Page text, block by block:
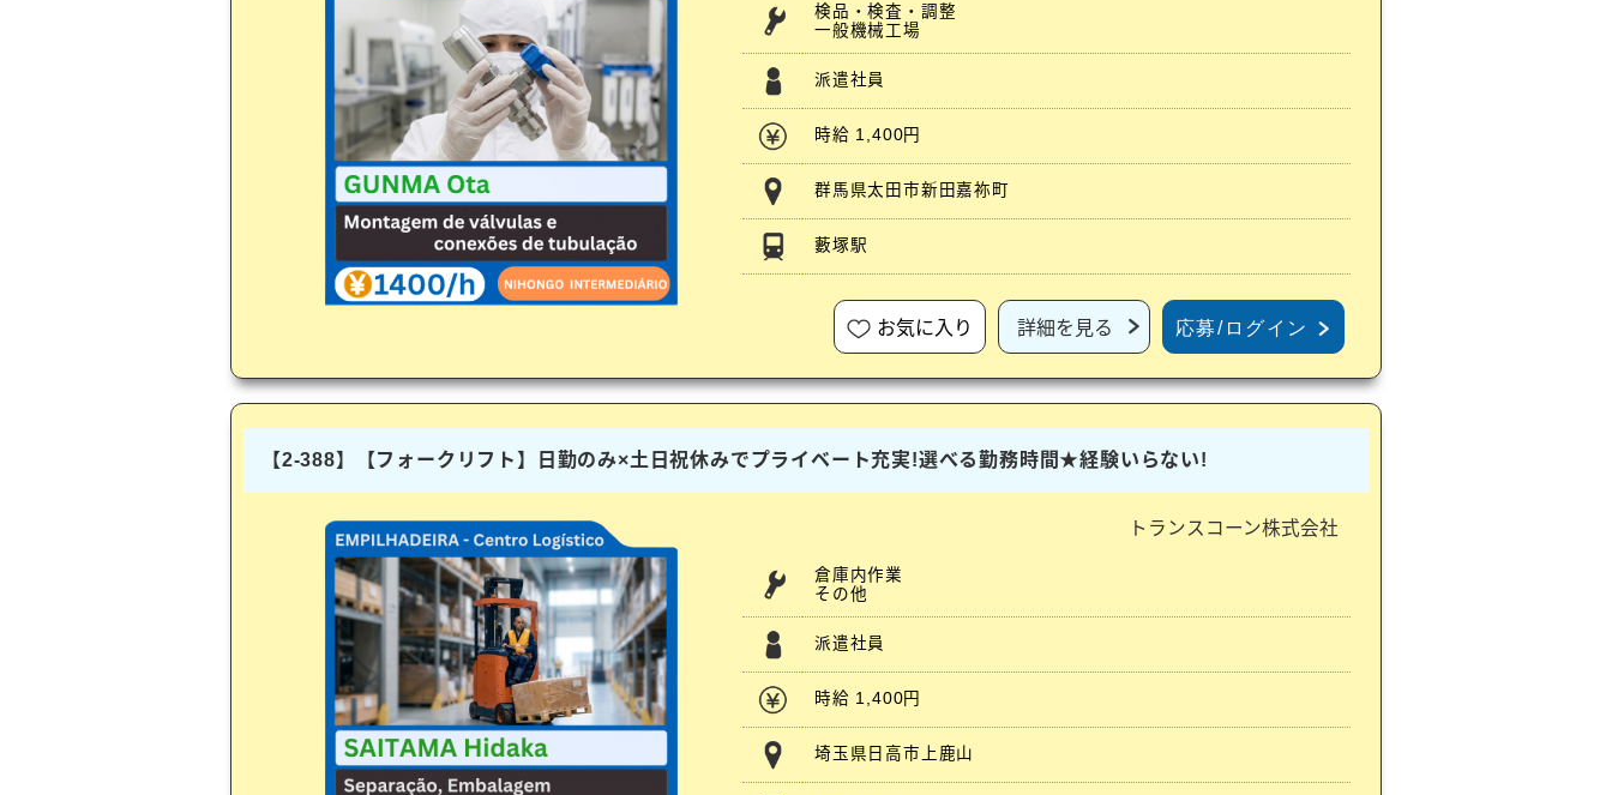
検品・検査・調整
一般機械工場
派遣社員
時給 1,400円
群馬県太田市新田嘉祢町
藪塚駅
お気に入り 詳細を見る 応募/ログイン
【2-388】【フォークリフト】日勤のみ×土日祝休みでプライベート充実!選べる勤務時間★経験いらない!
トランスコーン株式会社
倉庫内作業
その他
派遣社員
時給 1,400円
埼玉県日高市上鹿山